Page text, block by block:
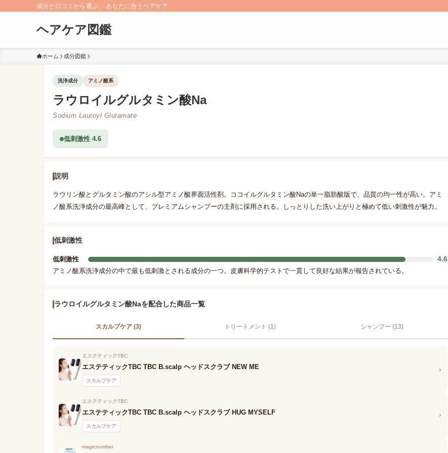
成分と口コミから選ぶ、 あなたに合うヘアケア
ヘアケア図鑑
ホーム 成分図鑑
洗浄成分 アミノ酸系
ラウロイルグルタミン酸Na
Sodium Lauroyl Glutamate
低刺激性 4.6
説明
ラウリン酸とグルタミン酸のアシル型アミノ酸界面活性剤。ココイルグルタミン酸Naの単一脂肪酸版で、品質の均一性が高い。アミ
ノ酸系洗浄成分の最高峰として、プレミアムシャンプーの主剤に採用される。しっとりした洗い上がりと極めて低い刺激性が魅力。
低刺激性
低刺激性 4.6
アミノ酸系洗浄成分の中で最も低刺激とされる成分の一つ。皮膚科学的テストで一貫して良好な結果が報告されている。
ラウロイルグルタミン酸Naを配合した商品一覧
スカルプケア (3) トリートメント (1) シャンプー (13)
エステティックTBC
エステティックTBC TBC B.scalp ヘッドスクラブ NEW ME
スカルプケア
›
エステティックTBC
エステティックTBC TBC B.scalp ヘッドスクラブ HUG MYSELF
スカルプケア
›
magicnumber